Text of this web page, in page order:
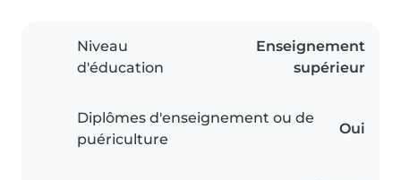
Niveau
d'éducation
Enseignement
supérieur
Diplômes d'enseignement ou de
puériculture
Oui